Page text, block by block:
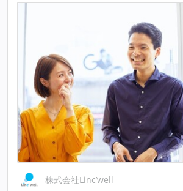
株式会社Linc’well